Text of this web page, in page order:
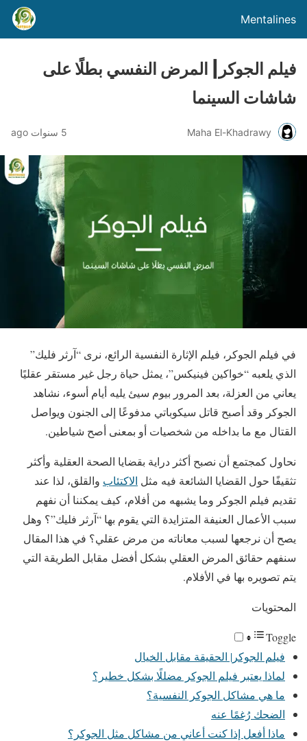
Mentalines
فيلم الجوكر| المرض النفسي بطلًا على
شاشات السينما
Maha El-Khadrawy 5 سنوات ago
في فيلم الجوكر، فيلم الإثارة النفسية الرائع، نرى “آرثر فليك”
الذي يلعبه “خواكين فينيكس”، يمثل حياة رجل غير مستقر عقليًا
يعاني من العزلة، بعد المرور بيوم سيئ يليه أيام أسوء، نشاهد
الجوكر وقد أصبح قاتل سيكوباتي مدفوعًا إلى الجنون ويواصل
القتال مع ما بداخله من شخصيات أو بمعنى أصح شياطين.
نحاول كمجتمع أن نصبح أكثر دراية بقضايا الصحة العقلية وأكثر
تثقيفًا حول القضايا الشائعة فيه مثل الاكتئاب والقلق، لذا عند
تقديم فيلم الجوكر وما يشبهه من أفلام، كيف يمكننا أن نفهم
سبب الأعمال العنيفة المتزايدة التي يقوم بها “آرثر فليك”؟ وهل
يصح أن نرجعها لسبب معاناته من مرض عقلي؟ في هذا المقال
سنفهم حقائق المرض العقلي بشكل أفضل مقابل الطريقة التي
يتم تصويره بها في الأفلام.
المحتويات
Toggle
فيلم الجوكر| الحقيقة مقابل الخيال
لماذا يعتبر فيلم الجوكر مضللًا بشكل خطير؟
ما هي مشاكل الجوكر النفسية؟
الضحك رُغمًا عنه
ماذا أفعل إذا كنت أعاني من مشاكل مثل الجوكر؟